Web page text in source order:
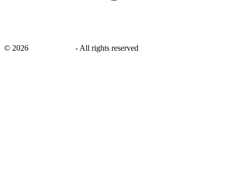
© 2026 - All rights reserved